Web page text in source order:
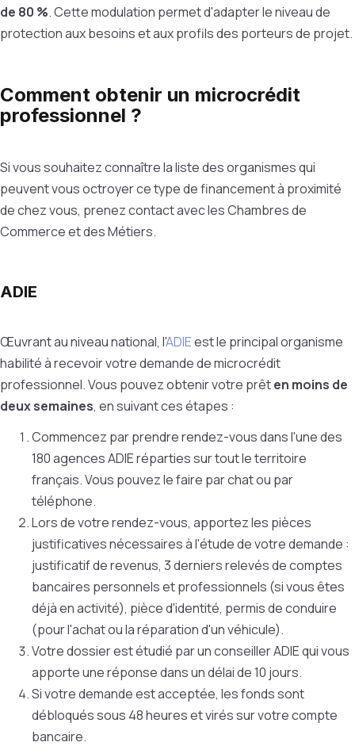
de 80 %. Cette modulation permet d'adapter le niveau de
protection aux besoins et aux profils des porteurs de projet.
Comment obtenir un microcrédit
professionnel ?
Si vous souhaitez connaître la liste des organismes qui
peuvent vous octroyer ce type de financement à proximité
de chez vous, prenez contact avec les Chambres de
Commerce et des Métiers.
ADIE
Œuvrant au niveau national, l'ADIEest le principal organisme
habilité à recevoir votre demande de microcrédit
professionnel. Vous pouvez obtenir votre prêten moins de
deux semaines, en suivant ces étapes :
Commencez par prendre rendez-vous dans l'une des
180 agences ADIE réparties sur tout le territoire
français. Vous pouvez le faire par chat ou par
téléphone.
Lors de votre rendez-vous, apportez les pièces
justificatives nécessaires à l'étude de votre demande :
justificatif de revenus, 3 derniers relevés de comptes
bancaires personnels et professionnels (si vous êtes
déjà en activité), pièce d'identité, permis de conduire
(pour l'achat ou la réparation d'un véhicule).
Votre dossier est étudié par un conseiller ADIE qui vous
apporte une réponse dans un délai de 10 jours.
Si votre demande est acceptée, les fonds sont
débloqués sous 48 heures et virés sur votre compte
bancaire.